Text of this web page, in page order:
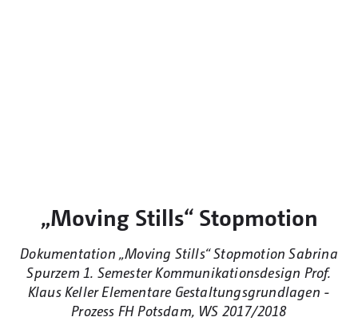
„Moving Stills“ Stopmotion
Dokumentation „Moving Stills“ Stopmotion Sabrina
Spurzem 1. Semester Kommunikationsdesign Prof.
Klaus Keller Elementare Gestaltungsgrundlagen -
Prozess FH Potsdam, WS 2017/2018